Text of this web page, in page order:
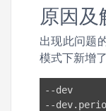
原因及
出现此问题
模式下新增
--dev
--